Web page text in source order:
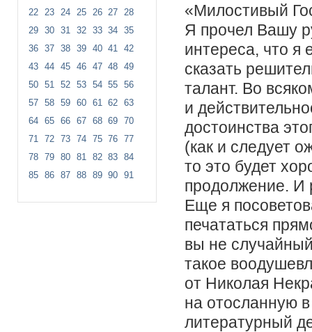
22
23 24 25 26 27
28
29 30 31 32 33 34
35
36 37 38 39 40 41
42
43 44 45 46 47 48
49
50 51 52 53 54 55
56
57 58 59 60 61 62
63
64 65 66 67 68 69
70
71
72 73 74 75 76
77
78 79 80 81 82 83
84
85 86 87 88 89 90 91
«Милостивый
Я прочел Вашу
интереса, что я
сказать
талант. Во
и
достоинства
(как и следует
то это будет
продолжение. И
Еще я
печататься
вы не
такое
от Николая
на отосланную
литературный